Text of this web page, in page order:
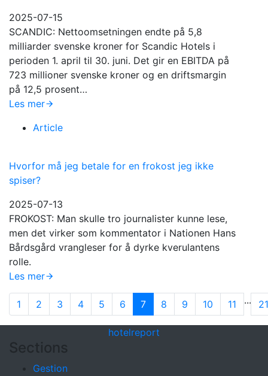
2025-07-15
SCANDIC: Nettoomsetningen endte på 5,8
milliarder svenske kroner for Scandic Hotels i
perioden 1. april til 30. juni. Det gir en EBITDA på
723 millioner svenske kroner og en driftsmargin
på 12,5 prosent…
Les mer
Article
Hvorfor må jeg betale for en frokost jeg ikke
spiser?
2025-07-13
FROKOST: Man skulle tro journalister kunne lese,
men det virker som kommentator i Nationen Hans
Bårdsgård vrangleser for å dyrke kverulantens
rolle.
Les mer
1 2 3 4 5 6 7 8 9 10 11 ... 21
hotelreport
Sections
Gestion